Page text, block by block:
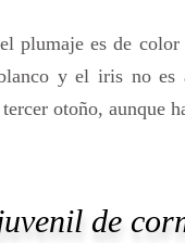
plumaje es de
y el iris no es
otoño, aunque
de